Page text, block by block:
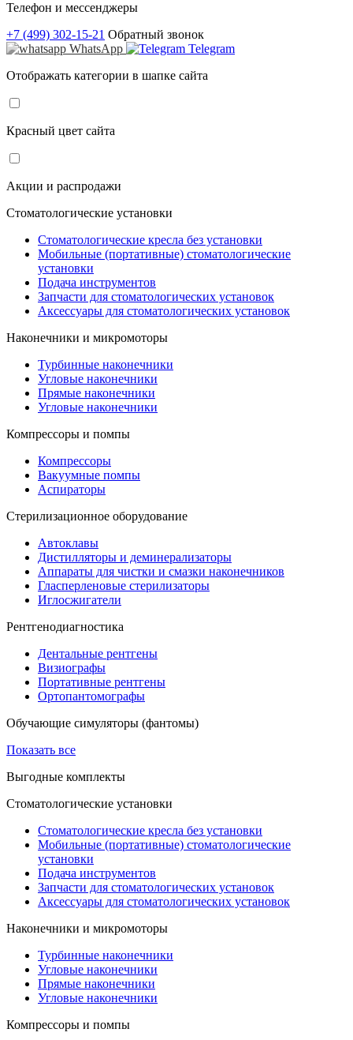
Телефон и мессенджеры
+7 (499) 302-15-21 Обратный звонок
WhatsApp
Telegram
Отображать категории в шапке сайта
Красный цвет сайта
Акции и распродажи
Стоматологические установки
Стоматологические кресла без установки
Мобильные (портативные) стоматологические
установки
Подача инструментов
Запчасти для стоматологических установок
Аксессуары для стоматологических установок
Наконечники и микромоторы
Турбинные наконечники
Угловые наконечники
Прямые наконечники
Угловые наконечники
Компрессоры и помпы
Компрессоры
Вакуумные помпы
Аспираторы
Стерилизационное оборудование
Автоклавы
Дистилляторы и деминерализаторы
Аппараты для чистки и смазки наконечников
Гласперленовые стерилизаторы
Иглосжигатели
Рентгенодиагностика
Дентальные рентгены
Визиографы
Портативные рентгены
Ортопантомографы
Обучающие симуляторы (фантомы)
Показать все
Выгодные комплекты
Стоматологические установки
Стоматологические кресла без установки
Мобильные (портативные) стоматологические
установки
Подача инструментов
Запчасти для стоматологических установок
Аксессуары для стоматологических установок
Наконечники и микромоторы
Турбинные наконечники
Угловые наконечники
Прямые наконечники
Угловые наконечники
Компрессоры и помпы